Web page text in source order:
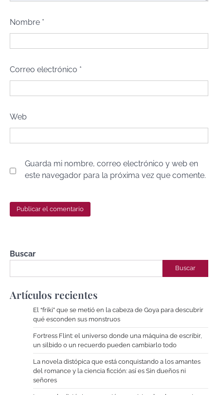
Nombre *
Correo electrónico *
Web
Guarda mi nombre, correo electrónico y web en
este navegador para la próxima vez que comente.
Buscar
Buscar
Artículos recientes
El “friki” que se metió en la cabeza de Goya para descubrir
qué esconden sus monstruos
Fortress Flint: el universo donde una máquina de escribir,
un silbido o un recuerdo pueden cambiarlo todo
La novela distópica que está conquistando a los amantes
del romance y la ciencia ficción: así es Sin dueños ni
señores